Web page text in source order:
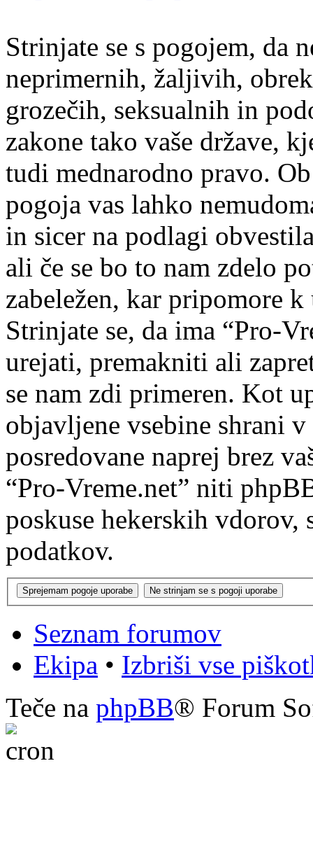
Strinjate se s pogojem, da
neprimernih, žaljivih,
grozečih, seksualnih in
zakone tako vaše države,
tudi mednarodno pravo.
pogoja vas lahko
in sicer na podlagi
ali če se bo to nam zdelo
zabeležen, kar pripomore
Strinjate se, da ima “Pro-
urejati, premakniti ali
se nam zdi primeren. Kot
objavljene vsebine shrani
posredovane naprej brez
“Pro-Vreme.net” niti
poskuse hekerskih
podatkov.
Seznam forumov
Ekipa • Izbriši vse
Teče na phpBB® Forum